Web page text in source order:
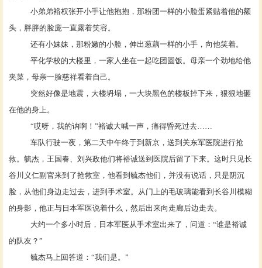
小弟弟裕权张开小手让他抱抱，那粉团一样的小脸蛋紧贴着他的额
头，胖胖的脸庞一直露着笑容。
还有小妹妹，那粉嫩的小脸，伸出葱藕一样的小手，向他笑着。
平化学校的大楼里，一家人坐在一起吃团圆饭。母亲一个劲地给他
夹菜，母亲一脸慈祥看着自己。
突然好像是地震，大楼坍塌，一大块黑色的楼板掉下来，狠狠地砸
在他的身上。
“哎呀，我的讷啊！”裕诚大喊一声，痛得昏死过去……
车队行驶一夜，第二天中午终于到新京，送到关东军医院进行抢
救。毓杰，王国春、刘兴政他们将裕诚送到医院后留了下来。这时只见长
谷川义仁副官来到了抢救室，他看到毓杰他们，并没有说话，只是阴沉
脸，从他们身边走过去，进到手术室。从门上的毛玻璃能看到长谷川模糊
的身影，他正与日本军医说着什么，然后出来向走廊后边走去。
大约一个多小时后，日本军医从手术室出来了，问道：“谁是裕诚
的队友？”
毓杰马上回答道：“我们是。”